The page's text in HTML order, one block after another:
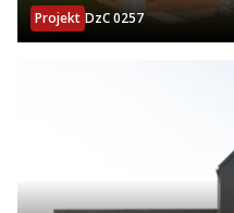
Projekt DzC 0257